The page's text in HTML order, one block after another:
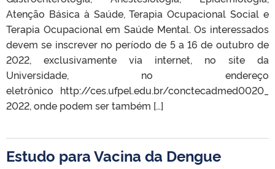
Atenção Básica à Saúde, Terapia Ocupacional Social e
Terapia Ocupacional em Saúde Mental. Os interessados
devem se inscrever no período de 5 a 16 de outubro de
2022, exclusivamente via internet, no site da
Universidade, no endereço
eletrônico http://ces.ufpel.edu.br/conctecadmed0020_
2022, onde podem ser também […]
Estudo para Vacina da Dengue